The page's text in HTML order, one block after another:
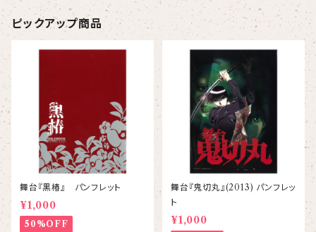
ピックアップ商品
舞台『黒椿』 パンフレット
¥1,000
50%OFF
舞台『鬼切丸』(2013) パンフレッ
ト
¥1,000